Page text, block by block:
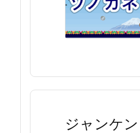
ジャンケン